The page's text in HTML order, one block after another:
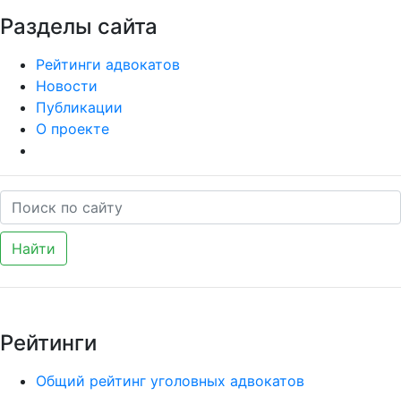
Разделы сайта
Рейтинги адвокатов
Новости
Публикации
О проекте
Найти
Рейтинги
Общий рейтинг уголовных адвокатов